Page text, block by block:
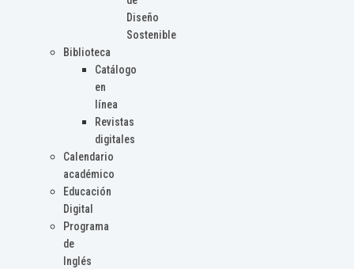
Diseño
Sostenible
Biblioteca
Catálogo
en
línea
Revistas
digitales
Calendario
académico
Educación
Digital
Programa
de
Inglés